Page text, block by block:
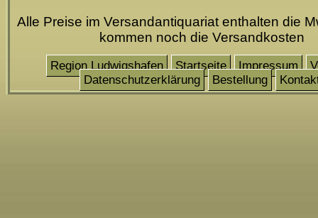
Alle Preise im Versandantiquariat enthalten die
kommen noch die Versandkosten
Region Ludwigshafen Startseite Impressum
Datenschutzerklärung
Bestellung